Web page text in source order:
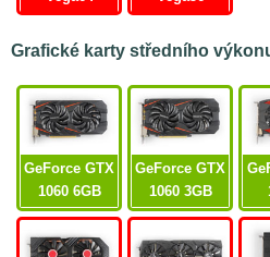
Grafické karty středního
GeForce GTX
1060 6GB
GeForce GTX
1060 3GB